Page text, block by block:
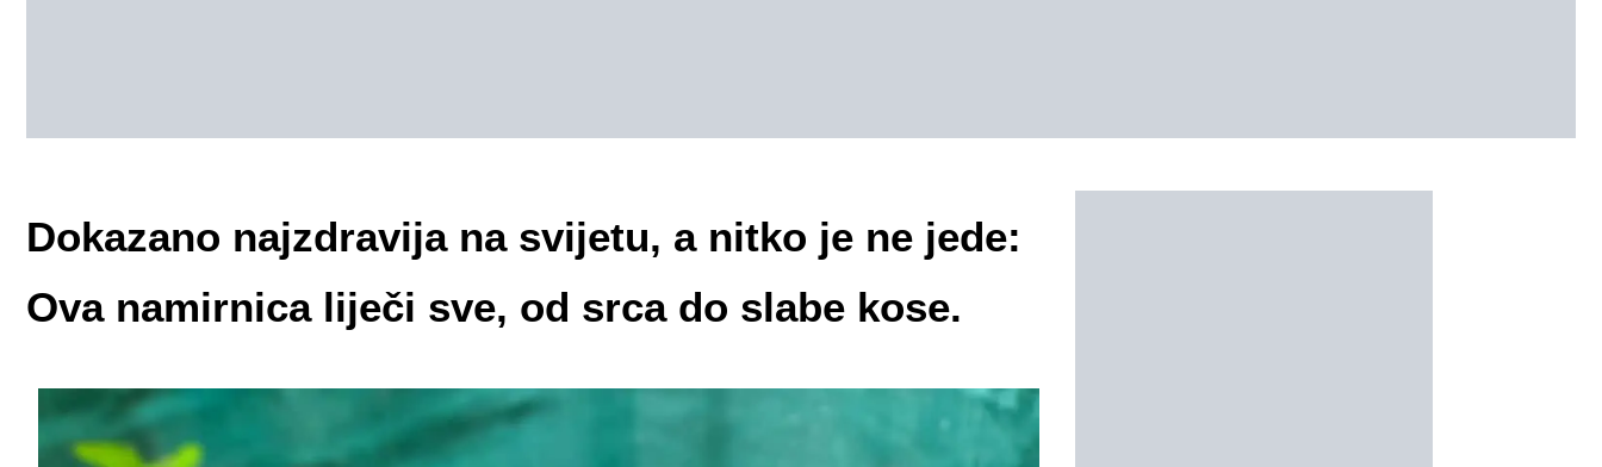
Dokazano najzdravija na svijetu, a nitko je ne jede:
Ova namirnica liječi sve, od srca do slabe kose.